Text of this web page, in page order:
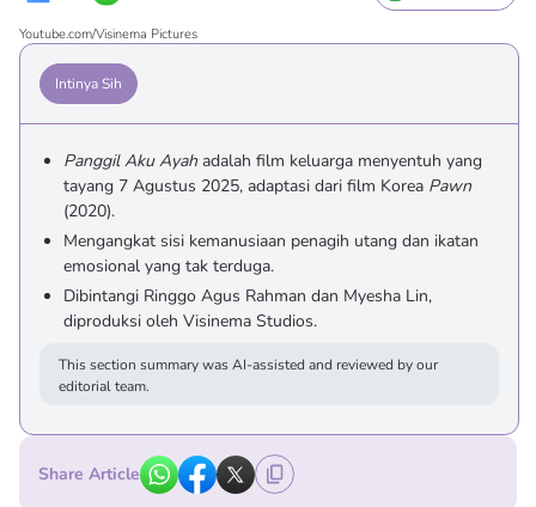
Youtube.com/Visinema Pictures
Intinya Sih
Panggil Aku Ayah adalah film keluarga menyentuh yang
tayang 7 Agustus 2025, adaptasi dari film Korea Pawn
(2020).
Mengangkat sisi kemanusiaan penagih utang dan ikatan
emosional yang tak terduga.
Dibintangi Ringgo Agus Rahman dan Myesha Lin,
diproduksi oleh Visinema Studios.
This section summary was AI-assisted and reviewed by our
editorial team.
Share Article